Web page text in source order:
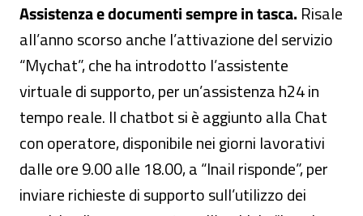
Assistenza e documenti sempre in tasca. Risale
all’anno scorso anche l’attivazione del servizio
“Mychat”, che ha introdotto l’assistente
virtuale di supporto, per un’assistenza h24 in
tempo reale. Il chatbot si è aggiunto alla Chat
con operatore, disponibile nei giorni lavorativi
dalle ore 9.00 alle 18.00, a “Inail risponde”, per
inviare richieste di supporto sull’utilizzo dei